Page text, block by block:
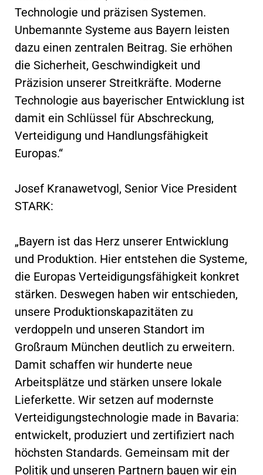
Technologie und präzisen Systemen.
Unbemannte Systeme aus Bayern leisten
dazu einen zentralen Beitrag. Sie erhöhen
die Sicherheit, Geschwindigkeit und
Präzision unserer Streitkräfte. Moderne
Technologie aus bayerischer Entwicklung ist
damit ein Schlüssel für Abschreckung,
Verteidigung und Handlungsfähigkeit
Europas.“
Josef Kranawetvogl, Senior Vice President
STARK:
„Bayern ist das Herz unserer Entwicklung
und Produktion. Hier entstehen die Systeme,
die Europas Verteidigungsfähigkeit konkret
stärken. Deswegen haben wir entschieden,
unsere Produktionskapazitäten zu
verdoppeln und unseren Standort im
Großraum München deutlich zu erweitern.
Damit schaffen wir hunderte neue
Arbeitsplätze und stärken unsere lokale
Lieferkette. Wir setzen auf modernste
Verteidigungstechnologie made in Bavaria:
entwickelt, produziert und zertifiziert nach
höchsten Standards. Gemeinsam mit der
Politik und unseren Partnern bauen wir ein